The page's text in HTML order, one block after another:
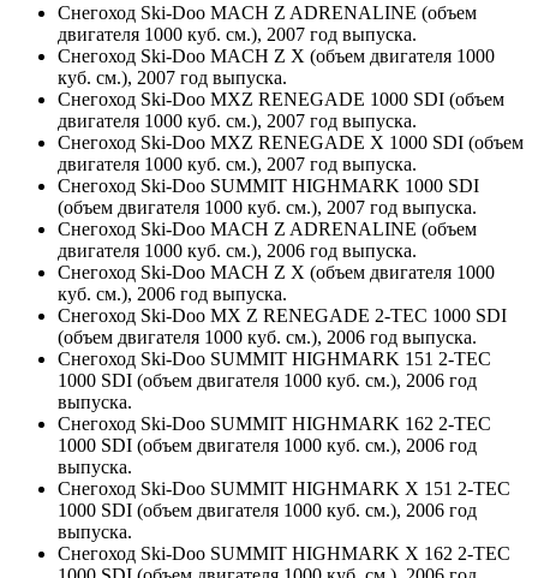
Снегоход Ski-Doo MACH Z ADRENALINE (объем
двигателя 1000 куб. см.), 2007 год выпуска.
Снегоход Ski-Doo MACH Z X (объем двигателя 1000
куб. см.), 2007 год выпуска.
Снегоход Ski-Doo MXZ RENEGADE 1000 SDI (объем
двигателя 1000 куб. см.), 2007 год выпуска.
Снегоход Ski-Doo MXZ RENEGADE X 1000 SDI (объем
двигателя 1000 куб. см.), 2007 год выпуска.
Снегоход Ski-Doo SUMMIT HIGHMARK 1000 SDI
(объем двигателя 1000 куб. см.), 2007 год выпуска.
Снегоход Ski-Doo MACH Z ADRENALINE (объем
двигателя 1000 куб. см.), 2006 год выпуска.
Снегоход Ski-Doo MACH Z X (объем двигателя 1000
куб. см.), 2006 год выпуска.
Снегоход Ski-Doo MX Z RENEGADE 2-TEC 1000 SDI
(объем двигателя 1000 куб. см.), 2006 год выпуска.
Снегоход Ski-Doo SUMMIT HIGHMARK 151 2-TEC
1000 SDI (объем двигателя 1000 куб. см.), 2006 год
выпуска.
Снегоход Ski-Doo SUMMIT HIGHMARK 162 2-TEC
1000 SDI (объем двигателя 1000 куб. см.), 2006 год
выпуска.
Снегоход Ski-Doo SUMMIT HIGHMARK X 151 2-TEC
1000 SDI (объем двигателя 1000 куб. см.), 2006 год
выпуска.
Снегоход Ski-Doo SUMMIT HIGHMARK X 162 2-TEC